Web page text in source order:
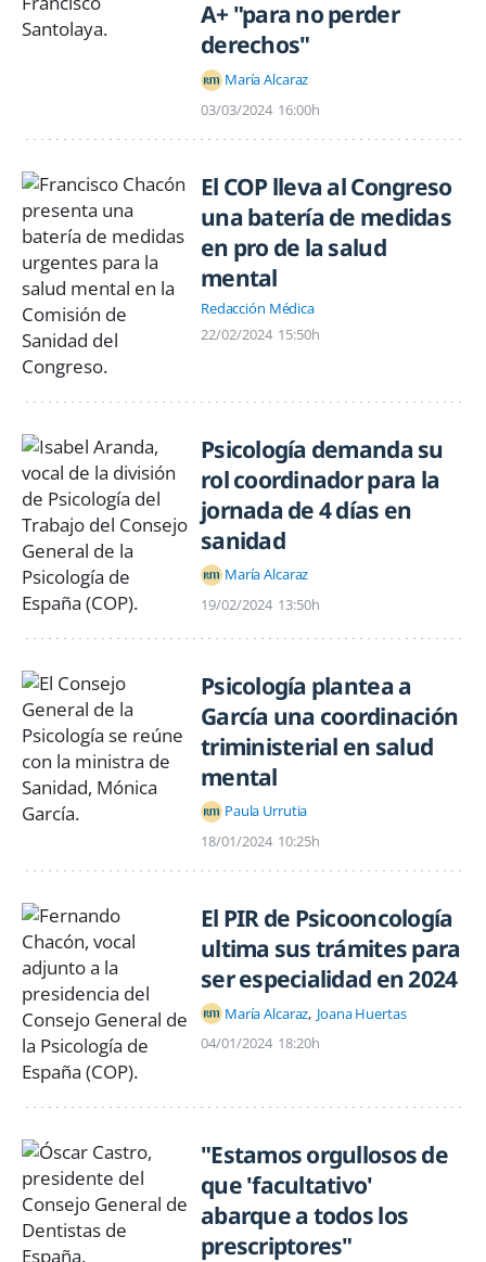
A+ "para no perder
derechos"
María Alcaraz
03/03/2024 16:00h
El COP lleva al Congreso
una batería de medidas
en pro de la salud
mental
Redacción Médica
22/02/2024 15:50h
Psicología demanda su
rol coordinador para la
jornada de 4 días en
sanidad
María Alcaraz
19/02/2024 13:50h
Psicología plantea a
García una coordinación
triministerial en salud
mental
Paula Urrutia
18/01/2024 10:25h
El PIR de Psicooncología
ultima sus trámites para
ser especialidad en 2024
María Alcaraz Joana Huertas
04/01/2024 18:20h
"Estamos orgullosos de
que 'facultativo'
abarque a todos los
prescriptores"